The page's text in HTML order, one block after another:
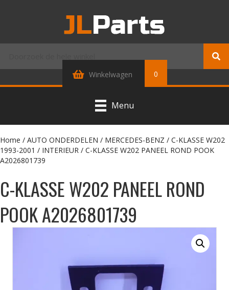
Winkelwagen 0
Menu
Home / AUTO ONDERDELEN / MERCEDES-BENZ / C-KLASSE W202
1993-2001 / INTERIEUR / C-KLASSE W202 PANEEL ROND POOK
A2026801739
C-KLASSE W202 PANEEL ROND
POOK A2026801739